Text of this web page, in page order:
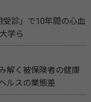
診」で10年間の心血
学ら
解く被保険者の健康
ルスの業態差